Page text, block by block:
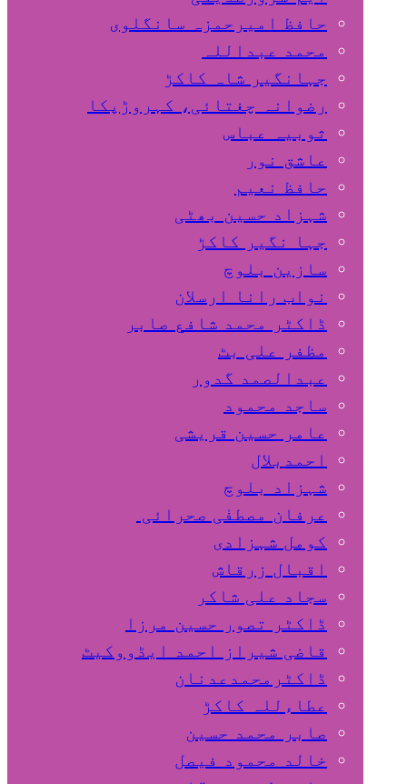
حافظ امیرحمزہ سانگلوی
محمد عبداللہ
جہانگیر شاہ کاکڑ
رضوانہ چغتائی، کہروڑپکا
ثوبیہ عباس
عاشق نور
حافظ نعیم
شہزاد حسین بھٹی
جہا نگیر کاکڑ
سازین بلوچ
نواب رانا ارسلان
ڈاکٹر محمد شافع صابر
مظفر علی بٹ
عبدالصمد گدور
ساجد محمود
عامر حسین قریشی
اﺣﻤﺪﺑﻼل
شہزاد بلوچ
عرفان مصطفٰی صحرائی
کومل شہزادی
اقبال زرقاش
سجاد علی شاکر
ڈاکٹر تصور حسین مرزا
قاضی شیراز احمد ایڈووکیٹ
ڈاکٹرمحمدعدنان
عطاءللہ کاکڑ
صابر محمد حسین
خالد محمود فیصل